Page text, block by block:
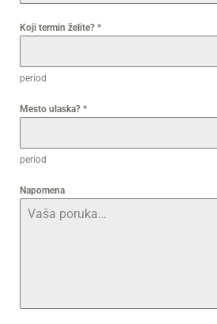
Koji termin želite? *
period
Mesto ulaska? *
period
Napomena